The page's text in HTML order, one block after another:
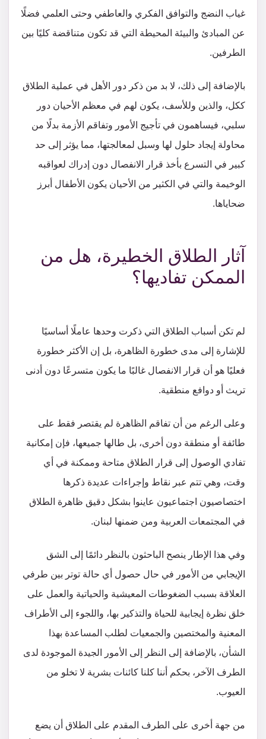
غياب النضج والتوافق الفكري والعاطفي وحتى العلمي فضلًا
عن المبادئ والبيئة المحيطة التي قد تكون متناقضة كليًا بين
الطرفين.
بالإضافة إلى ذلك، لا بد من ذكر دور الأهل في عملية الطلاق
ككل، والذين وللأسف، يكون لهم في معظم الأحيان دور
سلبي، فيساهمون في تأجيج الأمور وتفاقم الأزمة بدلًا من
محاولة إيجاد حلول لها وسبل لمعالجتها، مما يؤثر إلى حد
كبير في التسرع بأخذ قرار الانفصال دون إدراك لعواقبه
الوخيمة والتي في الكثير من الأحيان يكون الأطفال أبرز
ضحاياها.
آثار الطلاق الخطيرة، هل من
الممكن تفاديها؟
لم تكن أسباب الطلاق التي ذكرت وحدها عاملًا أساسيًا
للإشارة إلى مدى خطورة الظاهرة، بل إن الأكثر خطورة
فعليًا هو أن قرار الانفصال غالبًا ما يكون متسرعًا دون أدنى
تريث أو دوافع منطقية.
وعلى الرغم من أن تفاقم الظاهرة لم يقتصر فقط على
طائفة أو منطقة دون أخرى، بل طالها جميعها، فإن إمكانية
تفادي الوصول إلى قرار الطلاق متاحة وممكنة في أي
وقت، وهي تتم عبر نقاط وإجراءات عديدة ذكرها
اختصاصيون اجتماعيون عاينوا بشكل دقيق ظاهرة الطلاق
في المجتمعات العربية ومن ضمنها لبنان.
وفي هذا الإطار ينصح الباحثون بالنظر دائمًا إلى الشق
الإيجابي من الأمور في حال حصول أي حالة توتر بين طرفي
العلاقة بسبب الضغوطات المعيشية والحياتية والعمل على
خلق نظرة إيجابية للحياة والتذكير بها، واللجوء إلى الأطراف
المعنية والمختصين والجمعيات لطلب المساعدة بهذا
الشأن، بالإضافة إلى النظر إلى الأمور الجيدة الموجودة لدى
الطرف الآخر، بحكم أننا كلنا كائنات بشرية لا تخلو من
العيوب.
من جهة أخرى على الطرف المقدم على الطلاق أن يضع